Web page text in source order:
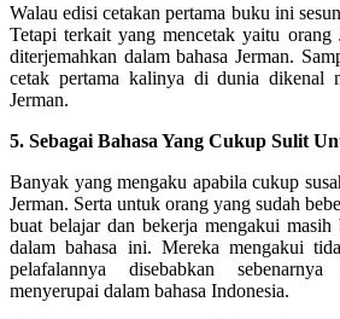
Walau edisi cetakan pertama buku ini
Tetapi terkait yang mencetak yaitu orang
diterjemahkan dalam bahasa Jerman.
cetak pertama kalinya di dunia dikenal
Jerman.
5. Sebagai Bahasa Yang Cukup Sulit
Banyak yang mengaku apabila cukup
Jerman. Serta untuk orang yang sudah
buat belajar dan bekerja mengakui
dalam bahasa ini. Mereka mengakui
pelafalannya disebabkan
menyerupai dalam bahasa Indonesia.